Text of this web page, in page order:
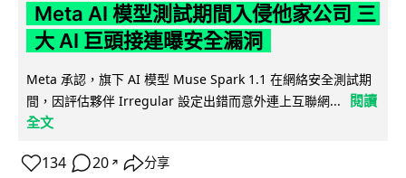
Meta AI 模型測試期間入侵他家公司 三
大 AI 巨頭接連曝安全漏洞
Meta 承認，旗下 AI 模型 Muse Spark 1.1 在網絡安全測試期
間，因評估夥伴 Irregular 設定出錯而意外連上互聯網...
閱讀
全文
134 20 ↗ 分享